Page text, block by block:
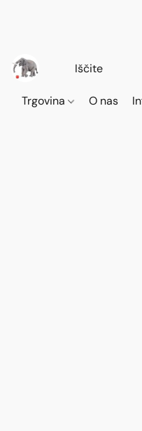
Trgovina O nas